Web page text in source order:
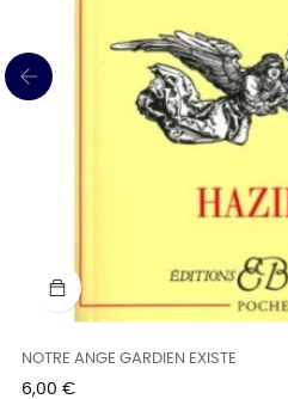
NOTRE ANGE GARDIEN EXISTE
Prix
6,00 €